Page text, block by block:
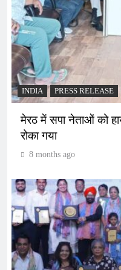
INDIA PRESS RELEASE
मेरठ में सपा नेताओं को
रोका गया
8 months ago